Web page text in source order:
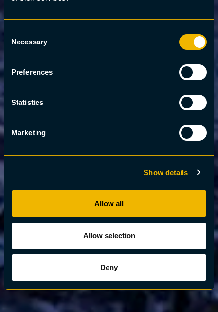
Consent
Selection
Necessary
Preferences
Statistics
Marketing
Show details
Allow all
Allow selection
Deny